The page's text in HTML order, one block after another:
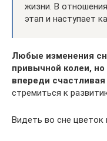
жизни. В
этап и наступает
Любые изменения
привычной колеи,
впереди
стремиться к
Видеть во сне цветок